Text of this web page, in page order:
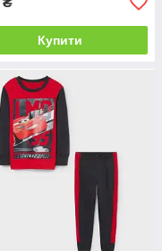
Купити